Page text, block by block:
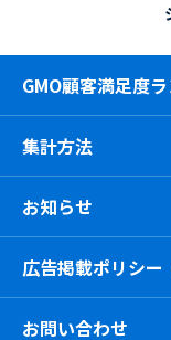
GMO顧客満足度
集計方法
お知らせ
広告掲載ポリシー
お問い合わせ